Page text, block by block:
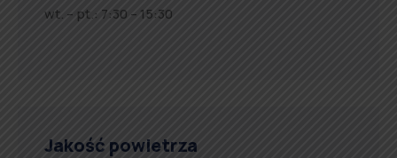
wt. – pt.: 7:30 – 15:30
Jakość powietrza